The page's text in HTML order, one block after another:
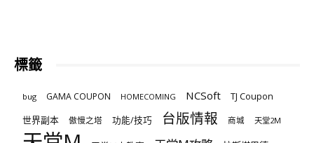
標籤
bug GAMA COUPON HOMECOMING NCSoft
TJ Coupon
世界副本
傲慢之塔 功能/技巧 台版情報 商城 天堂2M